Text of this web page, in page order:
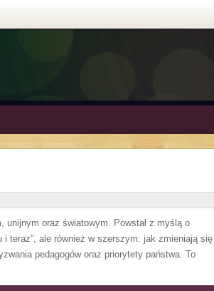
unijnym oraz światowym. Powstał z myślą o
teraz”, ale również w szerszym: jak zmieniają się
pedagogów oraz priorytety państwa. To